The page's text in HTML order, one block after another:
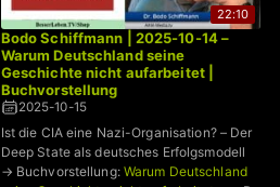
22:10
Bodo Schiffmann | 2025-10-14 –
Warum Deutschland seine
Geschichte nicht aufarbeitet |
Buchvorstellung
2025-10-15
Ist die CIA eine Nazi-Organisation? – Der
Deep State als deutsches Erfolgsmodell
→ Buchvorstellung: Warum Deutschland